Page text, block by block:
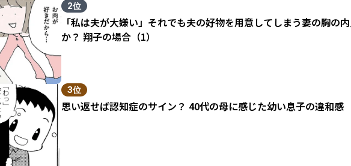
2位
「私は夫が大嫌い」それでも夫の好物を用意してしまう妻の胸の
か？ 翔子の場合（1）
3位
思い返せば認知症のサイン？ 40代の母に感じた幼い息子の違和感